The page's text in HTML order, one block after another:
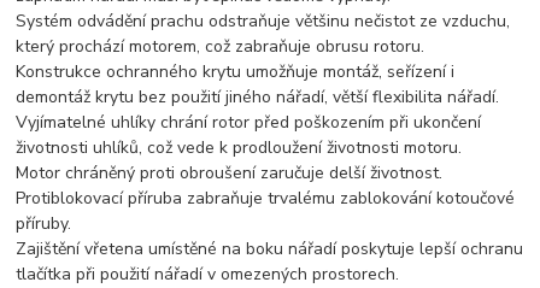
Systém odvádění prachu odstraňuje většinu nečistot ze vzduchu,
který prochází motorem, což zabraňuje obrusu rotoru.
Konstrukce ochranného krytu umožňuje montáž, seřízení i
demontáž krytu bez použití jiného nářadí, větší flexibilita nářadí.
Vyjímatelné uhlíky chrání rotor před poškozením při ukončení
životnosti uhlíků, což vede k prodloužení životnosti motoru.
Motor chráněný proti obroušení zaručuje delší životnost.
Protiblokovací příruba zabraňuje trvalému zablokování kotoučové
příruby.
Zajištění vřetena umístěné na boku nářadí poskytuje lepší ochranu
tlačítka při použití nářadí v omezených prostorech.